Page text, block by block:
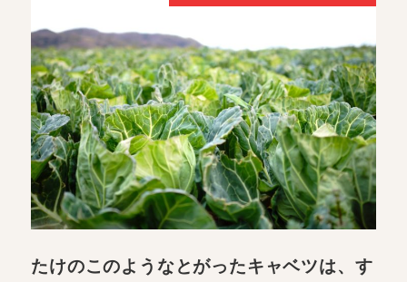
たけのこのようなとがったキャベツは、す